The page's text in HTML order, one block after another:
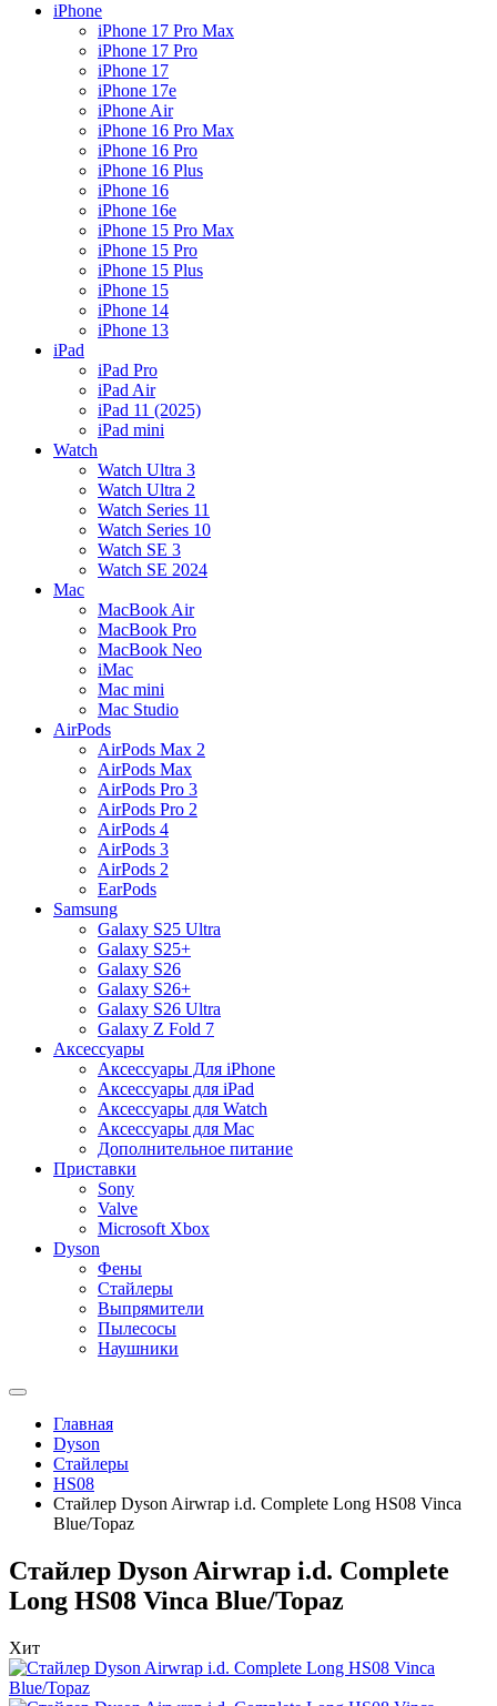
iPhone
iPhone 17 Pro Max
iPhone 17 Pro
iPhone 17
iPhone 17e
iPhone Air
iPhone 16 Pro Max
iPhone 16 Pro
iPhone 16 Plus
iPhone 16
iPhone 16e
iPhone 15 Pro Max
iPhone 15 Pro
iPhone 15 Plus
iPhone 15
iPhone 14
iPhone 13
iPad
iPad Pro
iPad Air
iPad 11 (2025)
iPad mini
Watch
Watch Ultra 3
Watch Ultra 2
Watch Series 11
Watch Series 10
Watch SE 3
Watch SE 2024
Mac
MacBook Air
MacBook Pro
MacBook Neo
iMac
Mac mini
Mac Studio
AirPods
AirPods Max 2
AirPods Max
AirPods Pro 3
AirPods Pro 2
AirPods 4
AirPods 3
AirPods 2
EarPods
Samsung
Galaxy S25 Ultra
Galaxy S25+
Galaxy S26
Galaxy S26+
Galaxy S26 Ultra
Galaxy Z Fold 7
Аксессуары
Аксессуары Для iPhone
Аксессуары для iPad
Аксессуары для Watch
Аксессуары для Mac
Дополнительное питание
Приставки
Sony
Valve
Microsoft Xbox
Dyson
Фены
Стайлеры
Выпрямители
Пылесосы
Наушники
Главная
Dyson
Стайлеры
HS08
Стайлер Dyson Airwrap i.d. Complete Long HS08 Vinca
Blue/Topaz
Стайлер Dyson Airwrap i.d. Complete
Long HS08 Vinca Blue/Topaz
Хит